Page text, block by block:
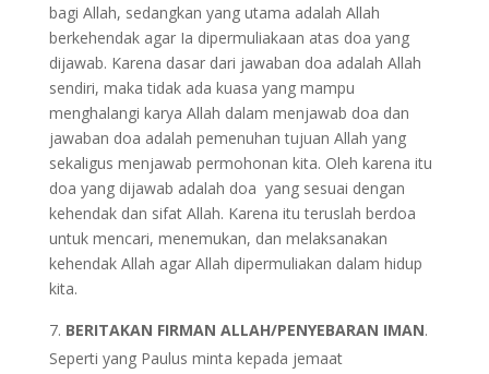
bagi Allah, sedangkan yang utama adalah Allah
berkehendak agar Ia dipermuliakaan atas doa yang
dijawab. Karena dasar dari jawaban doa adalah Allah
sendiri, maka tidak ada kuasa yang mampu
menghalangi karya Allah dalam menjawab doa dan
jawaban doa adalah pemenuhan tujuan Allah yang
sekaligus menjawab permohonan kita. Oleh karena itu
doa yang dijawab adalah doa yang sesuai dengan
kehendak dan sifat Allah. Karena itu teruslah berdoa
untuk mencari, menemukan, dan melaksanakan
kehendak Allah agar Allah dipermuliakan dalam hidup
kita.
BERITAKAN FIRMAN ALLAH/PENYEBARAN IMAN.
Seperti yang Paulus minta kepada jemaat